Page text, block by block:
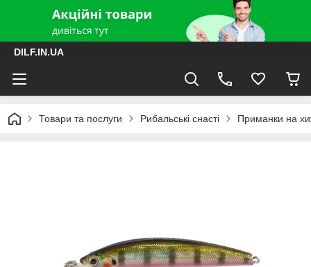
DILF.IN.UA
Товари та послуги Рибальські снасті Приманки на